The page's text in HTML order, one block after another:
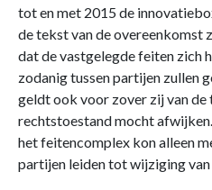
tot en met 2015 de
de tekst van de overeenkomst
dat de vastgelegde feiten zich
zodanig tussen partijen zullen
geldt ook voor zover zij van de
rechtstoestand mocht
het feitencomplex kon alleen
partijen leiden tot wijziging